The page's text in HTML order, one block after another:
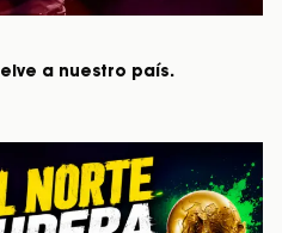
a nuestro país.